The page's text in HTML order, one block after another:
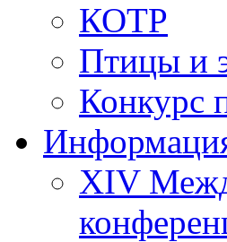
КОТР
Птицы и
Конкурс
XIV